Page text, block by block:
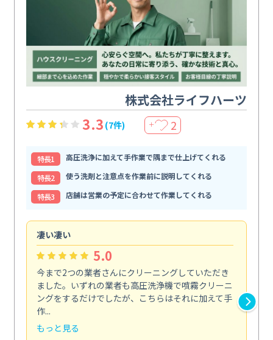
株式会社ライフハーツ
3.3 (7件) ＋ 2
特⻑1
高圧洗浄に加えて手作業で隅まで仕上げてくれる
特⻑2
使う洗剤と注意点を作業前に説明してくれる
特⻑3
店舗は営業の予定に合わせて作業してくれる
凄い凄い
5.0
今まで2つの業者さんにクリーニングしていただき
ました。いずれの業者も高圧洗浄機で噴霧クリーニ
ングをするだけでしたが、こちらはそれに加えて手
作...
もっと見る